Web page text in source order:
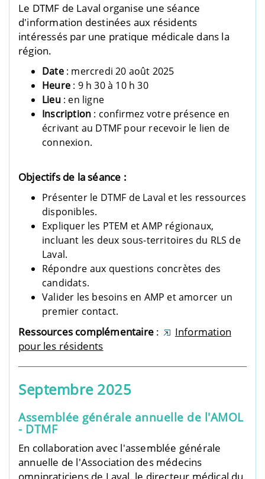
Le DTMF de Laval organise une séance
d'information destinées aux résidents
intéressés par une pratique médicale dans la
région.
Date : mercredi 20 août 2025
Heure : 9 h 30 à 10 h 30
Lieu : en ligne
Inscription : confirmez votre présence en
écrivant au DTMF pour recevoir le lien de
connexion.
Objectifs de la séance :
Présenter le DTMF de Laval et les ressources
disponibles.
Expliquer les PTEM et AMP régionaux,
incluant les deux sous-territoires du RLS de
Laval.
Répondre aux questions concrètes des
candidats.
Valider les besoins en AMP et amorcer un
premier contact.
Ressources complémentaire :
Information
pour les résidents
Septembre 2025
Assemblée générale annuelle de l'AMOL
- DTMF
En collaboration avec l'assemblée générale
annuelle de l'Association des médecins
omnipraticiens de Laval, le directeur médical du